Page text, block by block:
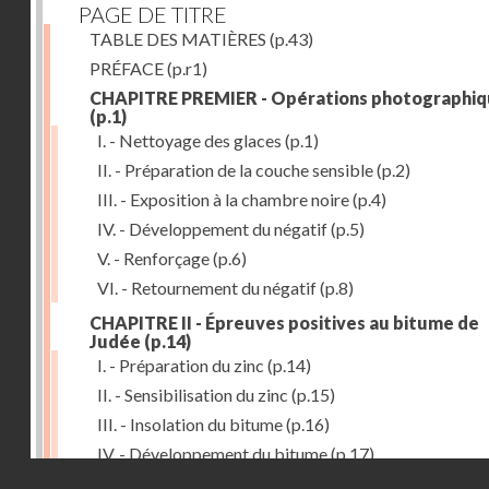
PAGE DE TITRE
TABLE DES MATIÈRES (p.43)
PRÉFACE(p.r1)
CHAPITRE PREMIER - Opérations
(p.1)
I. - Nettoyage des glaces (p.1)
II. - Préparation de la couche sensible(p.2)
III. - Exposition à la chambre noire(p.4)
IV. - Développement du négatif(p.5)
V. - Renforçage(p.6)
VI. - Retournement du négatif(p.8)
CHAPITRE II - Épreuves positives au bitume de
Judée (p.14)
I. - Préparation du zinc (p.14)
II. - Sensibilisation du zinc (p.15)
III. - Insolation du bitume(p.16)
IV. - Développement du bitume(p.17)